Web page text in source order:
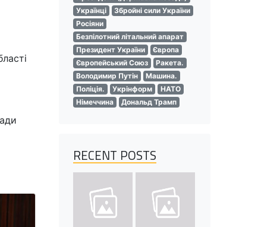
Українці
Збройні сили України
Росіяни
Безпілотний літальний апарат
Президент України
Європа
Європейський Союз
Ракета.
Володимир Путін
Машина.
Поліція.
Укрінформ
НАТО
Німеччина
Дональд Трамп
RECENT POSTS